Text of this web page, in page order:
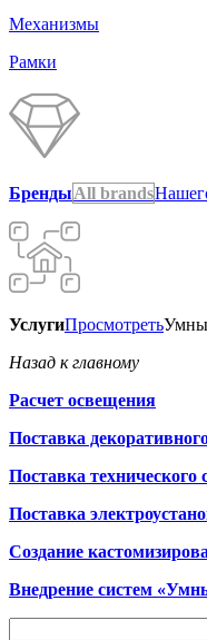
Механизмы
Рамки
БрендыAll brands
УслугиПросмотреть
Назад к главному
Расчет освещения
Поставка
Поставка технического
Поставка
Создание
Внедрение систем